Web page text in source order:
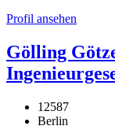
Profil ansehen
Gölling
12587
Berlin